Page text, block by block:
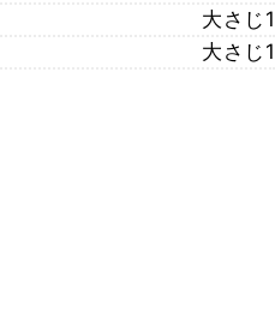
大さじ1
大さじ1